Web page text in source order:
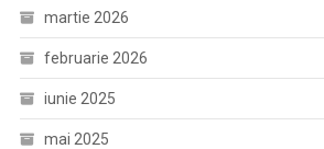
martie 2026
februarie 2026
iunie 2025
mai 2025